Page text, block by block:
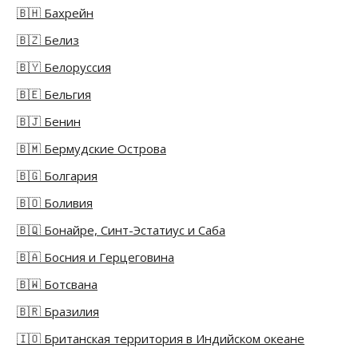
🇧🇭 Бахрейн
🇧🇿 Белиз
🇧🇾 Белоруссия
🇧🇪 Бельгия
🇧🇯 Бенин
🇧🇲 Бермудские Острова
🇧🇬 Болгария
🇧🇴 Боливия
🇧🇶 Бонайре, Синт-Эстатиус и Саба
🇧🇦 Босния и Герцеговина
🇧🇼 Ботсвана
🇧🇷 Бразилия
🇮🇴 Британская территория в Индийском океане